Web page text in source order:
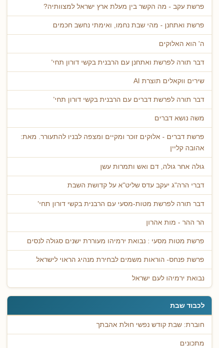
פרשת עקב - מה הקשר בין מעלת ארץ ישראל למצוותיה?
פרשת ואתחנן - מהי שבת נחמו, ואימתי נחשב חכמים
ה' הוא האלוקים
דבר תורה לפרשת ואתחנן עם הרבנית בקשי דורון תחי'
שירים ווקאלים תוצרת AI
דבר תורה לפרשת דברים עם הרבנית בקשי דורון תחי'
משה נושא דברים
פרשת דברים - אלוקים זוכר ומקיים ומצפה לבניו להתעורר. מאת:
אהובה קליין
גולה אחר גולה, דם ואש ותמרות עשן
דברי הרה"ג יעקב עדס שליט"א על קדושת השבת
דבר תורה לפרשת מטות-מסעי עם הרבנית בקשי דורון תחי'
הר ההר - מות אהרון
פרשת מטות מסעי : נבואת ירמיהו מעוררת ישנים סגולה לנסים
פרשת פנחס- הוראות משמים לבחירת מנהיג הראוי לישראל
נבואת ירמיהו לעם ישראל
לכבוד שבת
חוברת: שבת קודש נפשי חולת אהבתך
מתכונים